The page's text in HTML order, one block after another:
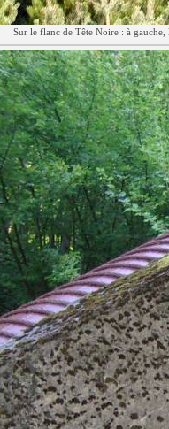
Sur le flanc de Tête Noire : à